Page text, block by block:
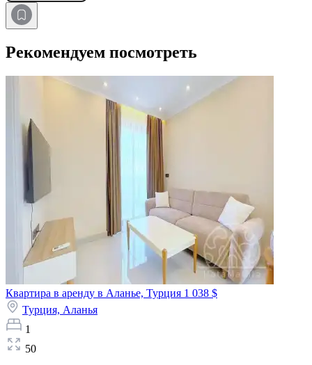
Рекомендуем посмотреть
Квартира в аренду в Аланье, Турция 1 038 $
Турция, Аланья
1
50